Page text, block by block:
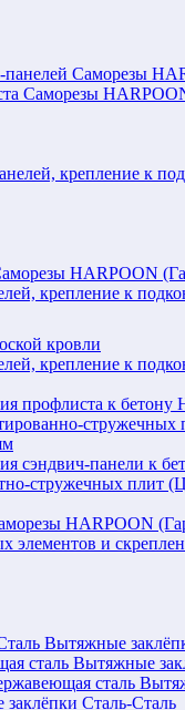
Саморезы
Саморезы
HARPOON
кровли
HARPOON
Вытяжные
Вытяжные
Сталь-Сталь